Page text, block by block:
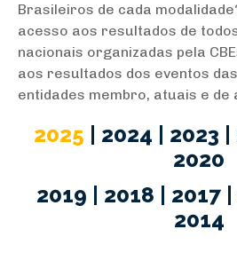
Brasileiros de cada
acesso aos resultados de
nacionais organizadas pela
aos resultados dos eventos
entidades membro, atuais e
2025 2024 2023
2020
2019
2018 2017
2014